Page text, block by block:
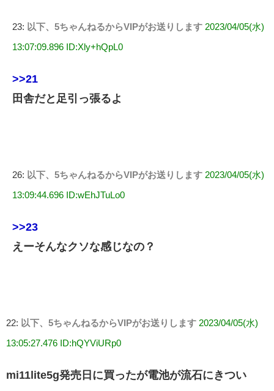
23: 以下、5ちゃんねるからVIPがお送りします 2023/04/05(水)
13:07:09.896 ID:Xly+hQpL0
>>21
田舎だと足引っ張るよ
26: 以下、5ちゃんねるからVIPがお送りします 2023/04/05(水)
13:09:44.696 ID:wEhJTuLo0
>>23
えーそんなクソな感じなの？
22: 以下、5ちゃんねるからVIPがお送りします 2023/04/05(水)
13:05:27.476 ID:hQYViURp0
mi11lite5g発売日に買ったが電池が流石にきつい